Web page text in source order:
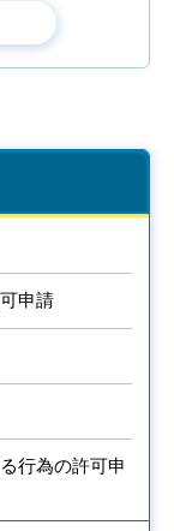
申請
行為の許可申